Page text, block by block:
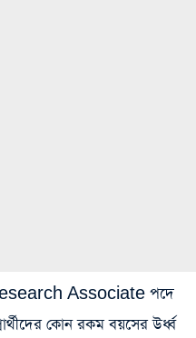
Associate পদে
কোন রকম বয়সের উর্ধ্ব